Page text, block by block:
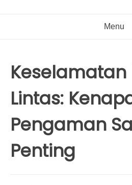
Menu
Keselamatan
Lintas:
Pengaman
Penting